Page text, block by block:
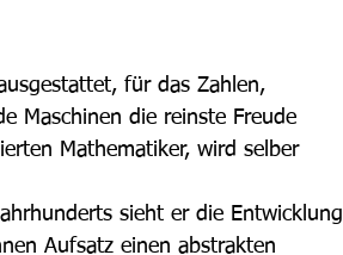
für das Zahlen,
Maschinen die reinste Freude
Mathematiker, wird selber
sieht er die Entwicklung
Aufsatz einen abstrakten